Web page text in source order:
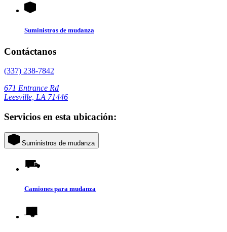
Suministros de mudanza
Contáctanos
(337) 238-7842
671 Entrance Rd
Leesville, LA 71446
Servicios en esta ubicación:
Suministros de mudanza
Camiones para mudanza